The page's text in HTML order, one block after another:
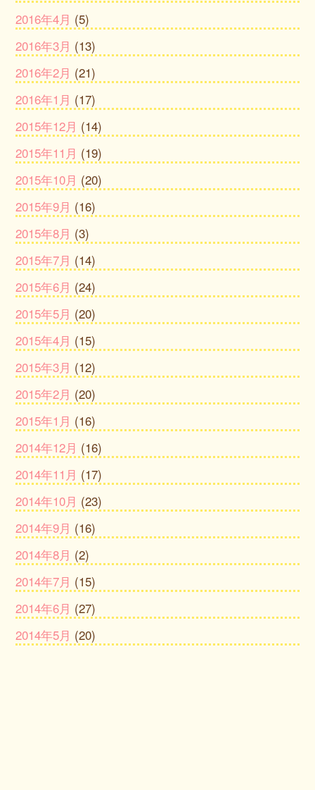
2016年4月 (5)
2016年3月 (13)
2016年2月 (21)
2016年1月 (17)
2015年12月 (14)
2015年11月 (19)
2015年10月 (20)
2015年9月 (16)
2015年8月 (3)
2015年7月 (14)
2015年6月 (24)
2015年5月 (20)
2015年4月 (15)
2015年3月 (12)
2015年2月 (20)
2015年1月 (16)
2014年12月 (16)
2014年11月 (17)
2014年10月 (23)
2014年9月 (16)
2014年8月 (2)
2014年7月 (15)
2014年6月 (27)
2014年5月 (20)